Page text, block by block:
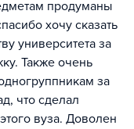
продуманы
хочу сказать
университета за
Также очень
за
что сделал
вуза. Доволен